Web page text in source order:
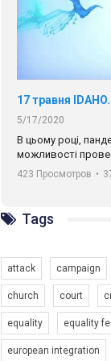
6/30/2017
Емоційний та
конкурс PACT,
альянс Україна" з
ЛГБТ в Україні.
Ми просимо вашої
нашу програму з
Якщо ти хочеш
"лайк" під відео.
Team of Gay
competition for the
programme for the
The competition is
1.9K Просмотров •
Tags
attack campaign
church court
equality equality
european integration